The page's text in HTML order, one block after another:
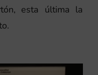
esta última la